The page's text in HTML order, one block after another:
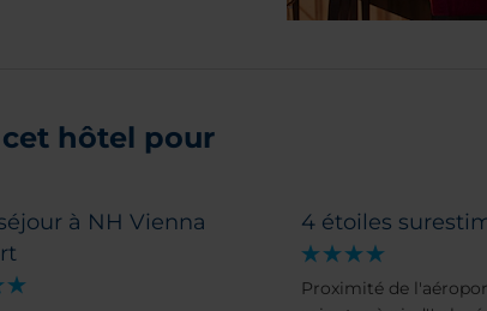
hôtel pour
à NH Vienna
4 étoiles
Proximité de